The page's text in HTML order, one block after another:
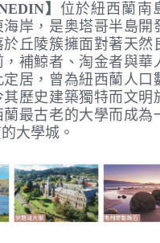
】 位於紐西蘭南
海岸，是奥塔哥半島開
丘陵簇擁面對著天然
，補鯨者、淘金者與華
居，曾為紐西蘭人口
歷史建築獨特而文明
蘭最古老的大學而成為
大學城。